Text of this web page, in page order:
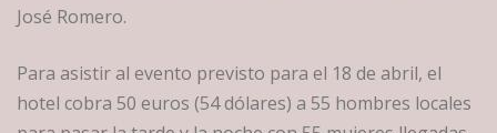
José Romero.
Para asistir al evento previsto para el 18 de abril, el
hotel cobra 50 euros (54 dólares) a 55 hombres locales